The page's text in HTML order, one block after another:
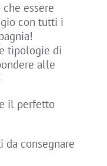
essere
con tutti i
tipologie di
alle
il perfetto
consegnare